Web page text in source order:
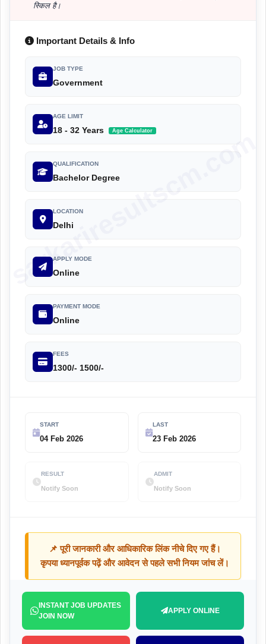
स्किल है।
sarkariresultscm.com
Important Details & Info
JOB TYPE
Government
AGE LIMIT
18 - 32 Years Age Calculator
QUALIFICATION
Bachelor Degree
LOCATION
Delhi
APPLY MODE
Online
PAYMENT MODE
Online
FEES
1300/- 1500/-
START
04 Feb 2026
LAST
23 Feb 2026
RESULT
Notify Soon
ADMIT
Notify Soon
📌 पूरी जानकारी और आधिकारिक लिंक नीचे दिए गए हैं।
कृपया ध्यानपूर्वक पढ़ें और आवेदन से पहले सभी नियम जांच लें।
INSTANT JOB UPDATES
JOIN NOW
APPLY ONLINE